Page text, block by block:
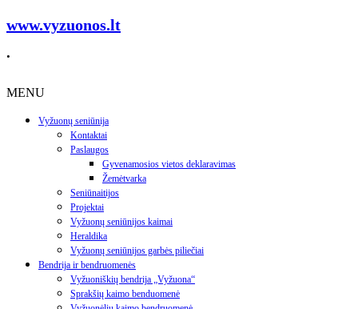
www.vyzuonos.lt
.
MENU
Vyžuonų seniūnija
Kontaktai
Paslaugos
Gyvenamosios vietos deklaravimas
Žemėtvarka
Seniūnaitijos
Projektai
Vyžuonų seniūnijos kaimai
Heraldika
Vyžuonų seniūnijos garbės piliečiai
Bendrija ir bendruomenės
Vyžuoniškių bendrija „Vyžuona“
Sprakšių kaimo benduomenė